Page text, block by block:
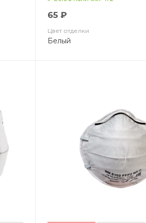
65 ₽
Цвет отделки
Белый